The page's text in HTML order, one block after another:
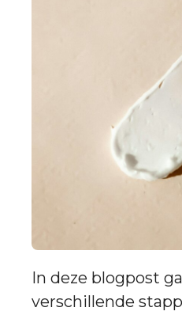
In deze blogpost
verschillende